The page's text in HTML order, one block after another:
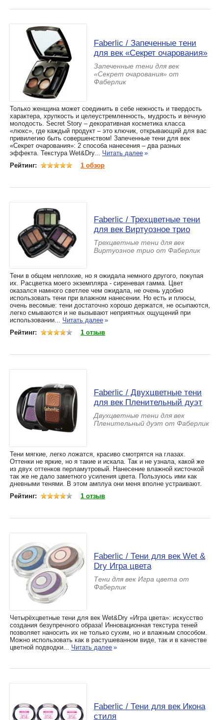
Faberlic / Запеченные тени
для век «Секрет очарования»
Запеченные тени для век
«Секрет очарования» от
Фаберлик
Только женщина может соединить в себе нежность и твердость
характера, хрупкость и целеустремленность, мудрость и вечную
молодость. Secret Story – декоративная косметика класса
«люкс», где каждый продукт – это ключик, открывающий для вас
привилегию быть совершенством! Запеченные тени для век
«Секрет очарования»: 2 способа нанесения – два разных
эффекта. Текстура Wet&Dry... Читать далее »
Рейтинг:
1 обзор
Faberlic / Трехцветные тени
для век Виртуозное трио
Трехцветные тени для век
Виртуозное трио от Фаберлик
Тени в общем неплохие, но я ожидала немного другого, покупая
их. Расцветка моего экземпляра - сиреневая гамма. Цвет
оказался намного светлее чем ожидала, не очень удобно
использовать тени при влажном нанесении. Но есть и плюсы,
очень весомые: тени достаточно хорошо держатся, не осыпаются,
легко смываются и не вызывают неприятных ощущений при
использовании... Читать далее »
Рейтинг:
1 отзыв
Faberlic / Двухцветные тени
для век Пленительный дуэт
Двухцветные тени для век
Пленительный дуэт от Фаберлик
Тени мягкие, легко ложатся, красиво смотрятся на глазах.
Оттенки не яркие, но я такие и искала. Так и не узнала, какой же
из двух оттенков перламутровый. Нанесение влажной кисточкой
так же не дало заметного усиления цвета. Пользуюсь ими как
дневными тенями. В этом амплуа они меня вполне устраивают.
Рейтинг:
1 отзыв
Faberlic / Тени для век Wet &
Dry Игра цвета
Тени для век Игра цвета от
Фаберлик
Четырёхцветные тени для век Wet&Dry «Игра цвета»: искусство
создания безупречного образа! Инновационная текстура теней
позволяет наносить их не только сухим, но и влажным способом.
Можно использовать как в растушеванном виде, так и в качестве
цветной подводки... Читать далее »
Faberlic / Тени для век Икона
стиля